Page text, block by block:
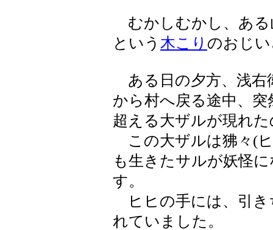
むかしむかし、ある
という 木こり のおじ
ある日の夕方、浅右
から村へ戻る途中、
超える大ザルが現れ
この大ザルは狒々(
も生きたサルが妖怪
す。
ヒヒの手には、引き
れていました。